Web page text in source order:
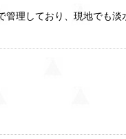
理しており、現地でも